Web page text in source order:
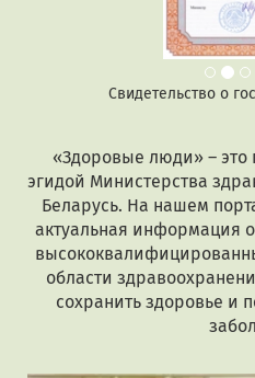
Свидетельство о
«Здоровые люди» – это
эгидой Министерства
Беларусь. На нашем
актуальная информация
области
сохранить здоровье и